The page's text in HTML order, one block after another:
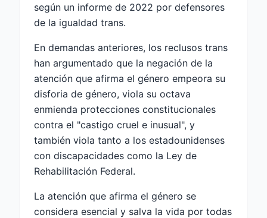
según un informe de 2022 por defensores
de la igualdad trans.
En demandas anteriores, los reclusos trans
han argumentado que la negación de la
atención que afirma el género empeora su
disforia de género, viola su octava
enmienda protecciones constitucionales
contra el "castigo cruel e inusual", y
también viola tanto a los estadounidenses
con discapacidades como la Ley de
Rehabilitación Federal.
La atención que afirma el género se
considera esencial y salva la vida por todas